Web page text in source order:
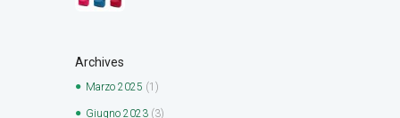
Archives
Marzo 2025 (1)
Giugno 2023 (3)